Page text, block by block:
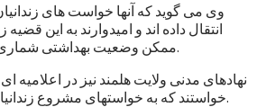
وی می گوید که آنها خواست های
انتقال داده اند و امیدوارند به این
ممکن وضعیت بهداشتی شماری از زندانیان خراب شود.
نهادهای مدنی ولایت هلمند نیز در اعلامیه
خواستند که به خواستهای مشروع زندانیان پاسخ مثبت داده شود.